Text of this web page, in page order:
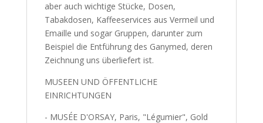
aber auch wichtige Stücke, Dosen,
Tabakdosen, Kaffeeservices aus Vermeil und
Emaille und sogar Gruppen, darunter zum
Beispiel die Entführung des Ganymed, deren
Zeichnung uns überliefert ist.
MUSEEN UND ÖFFENTLICHE
EINRICHTUNGEN
- MUSÉE D'ORSAY, Paris, "Légumier", Gold